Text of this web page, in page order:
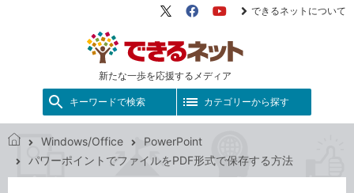
新たな一歩を応援するメディア
X（旧
FacebookYouTube
できるネットについて
キーワードで検索 カテゴリーから探す
Windows/Office
PowerPoint
パワーポイントでファイルをPDF形式で保存する方法